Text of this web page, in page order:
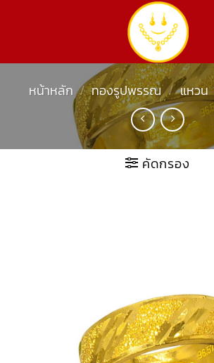
เนื้อหา
หน้าหลัก / ทองรูปพรรณ / แหวน
คัดกรอง